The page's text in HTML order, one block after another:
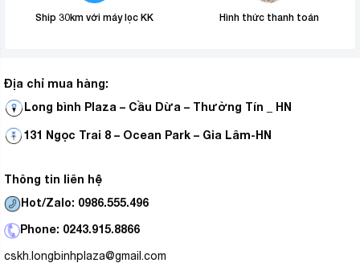
Ship 30km với máy lọc KK Hình thức thanh toán
Địa chỉ mua hàng:
Long bình Plaza – Cầu Dừa – Thường Tín _ HN
131 Ngọc Trai 8 – Ocean Park – Gia Lâm-HN
Thông tin liên hệ
Hot/Zalo: 0986.555.496
Phone: 0243.915.8866
cskh.longbinhplaza@gmail.com